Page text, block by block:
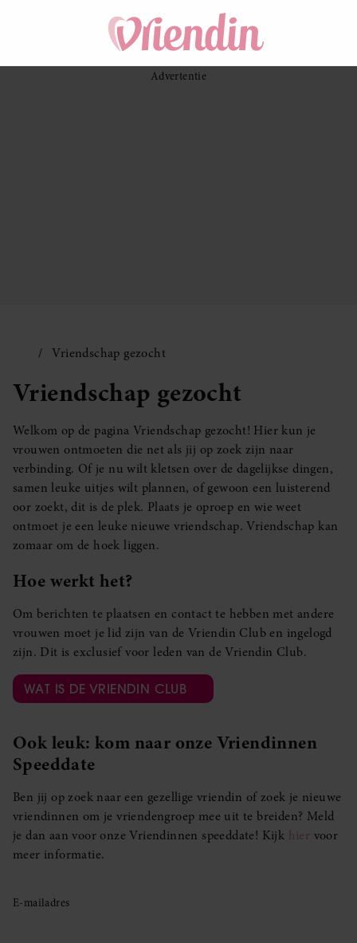
Vriendschap gezocht
Vriendschap gezocht
Welkom op de pagina Vriendschap gezocht! Hier kun je
vrouwen ontmoeten die net als jij op zoek zijn naar
verbinding. Of je nu wilt kletsen over de dagelijkse dingen,
samen leuke uitjes wilt plannen, of gewoon een luisterend
oor zoekt, dit is de plek. Plaats je oproep en wie weet
ontmoet je een leuke nieuwe vriendschap. Vriendschap kan
zomaar om de hoek liggen.
Hoe werkt het?
Om berichten te plaatsen en contact te hebben met andere
vrouwen moet je lid zijn van de Vriendin Club en ingelogd
zijn. Dit is exclusief voor leden van de Vriendin Club.
WAT IS DE VRIENDIN CLUB
Ook leuk: kom naar onze Vriendinnen
Speeddate
Ben jij op zoek naar een gezellige vriendin of zoek je nieuwe
vriendinnen om je vriendengroep mee uit te breiden? Meld
je dan aan voor onze Vriendinnen speeddate! Kijk hier voor
meer informatie.
E-mailadres